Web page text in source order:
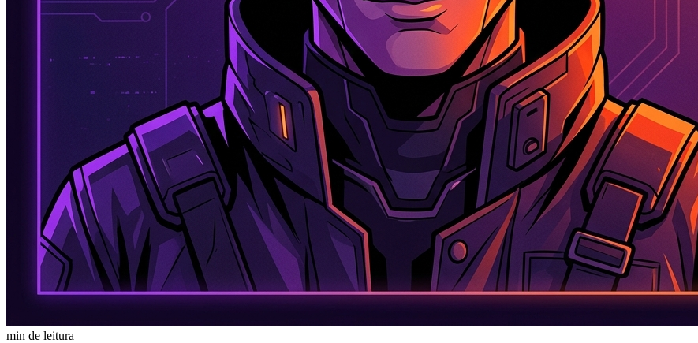
min de leitura